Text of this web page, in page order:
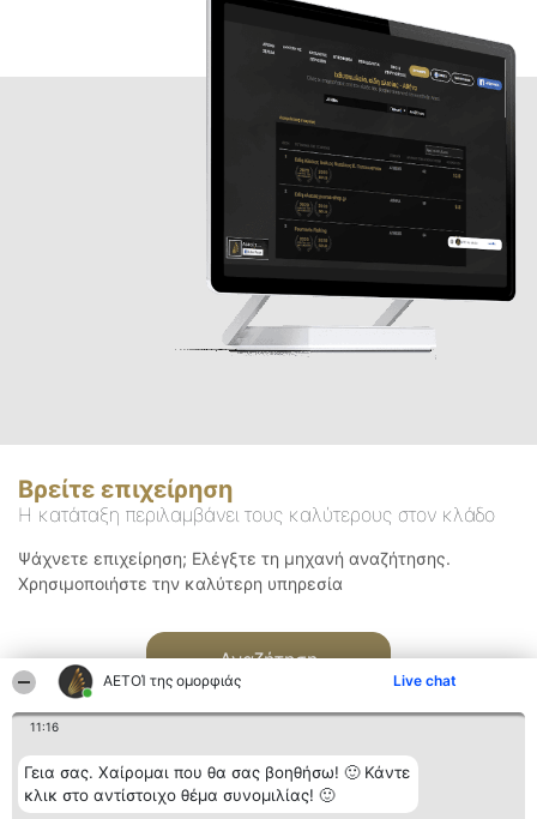
ΑΕΤΟΊ της ομορφιάς Live chat
11:16
Γεια σας. Χαίρομαι που θα σας βοηθήσω! 🙂 Κάντε
κλικ στο αντίστοιχο θέμα συνομιλίας! 🙂
Βρείτε επιχείρηση
Η κατάταξη περιλαμβάνει τους καλύτερους στον κλάδο
Ψάχνετε επιχείρηση; Ελέγξτε τη μηχανή αναζήτησης.
Χρησιμοποιήστε την καλύτερη υπηρεσία
Αναζήτηση